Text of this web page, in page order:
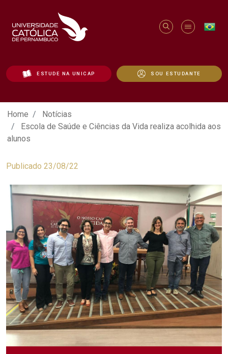
ESTUDE NA UNICAP SOU ESTUDANTE
Escola de Saúde e Ciências da Vida
Home
Notícias
Escola de Saúde e Ciências da Vida realiza acolhida aos
alunos
Publicado 23/08/22